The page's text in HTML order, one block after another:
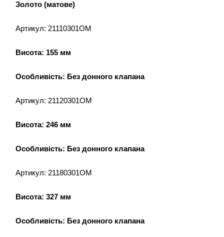
Золото (матове)
Артикул: 21110301OM
Висота: 155 мм
Особливість: Без донного клапана
Артикул: 21120301OM
Висота: 246 мм
Особливість: Без донного клапана
Артикул: 21180301OM
Висота: 327 мм
Особливість: Без донного клапана